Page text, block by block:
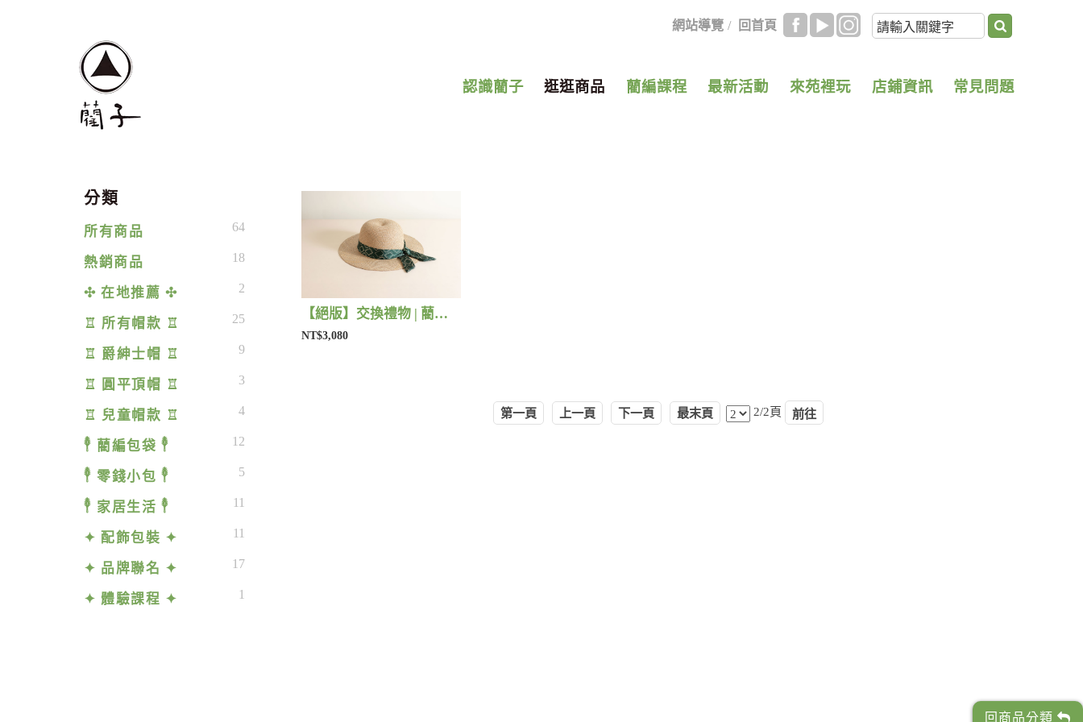
網站導覽 / 回首頁
認識藺子 逛逛商品 藺編課程 最新活動 來苑裡玩 店鋪資訊 常見問題
分類
所有商品 64
熱銷商品 18
✣ 在地推薦 ✣ 2
♖ 所有帽款 ♖ 25
♖ 爵紳士帽 ♖ 9
♖ 圓平頂帽 ♖ 3
♖ 兒童帽款 ♖ 4
𓇣 藺編包袋 𓇣 12
𓇣 零錢小包 𓇣 5
𓇣 家居生活 𓇣 11
✦ 配飾包裝 ✦ 11
✦ 品牌聯名 ✦ 17
✦ 體驗課程 ✦ 1
【絕版】交換禮物 | 藺子X好煩小姐
NT$3,080
第一頁 上一頁 下一頁 最末頁 2/2頁
回商品分類